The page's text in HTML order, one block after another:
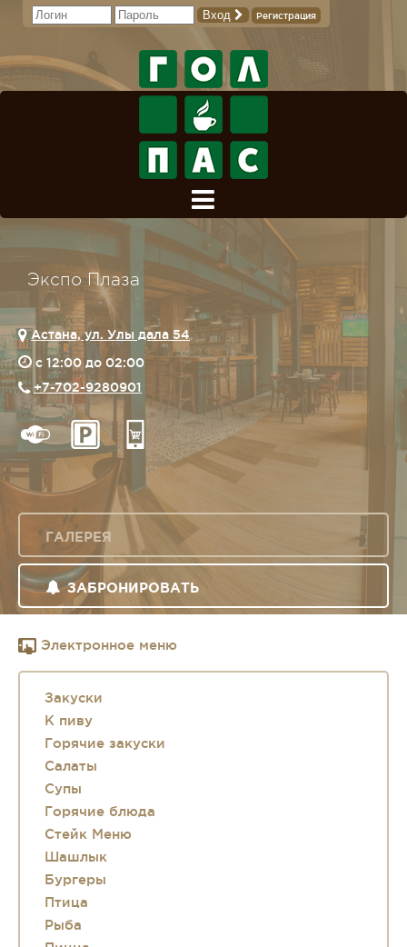
Вход Регистрация
Экспо Плаза
Астана, ул. Улы дала 54
c 12:00 до 02:00
+7-702-9280901
ГАЛЕРЕЯ
ЗАБРОНИРОВАТЬ
Электронное меню
Закуски
К пиву
Горячие закуски
Салаты
Супы
Горячие блюда
Стейк Меню
Шашлык
Бургеры
Птица
Рыба